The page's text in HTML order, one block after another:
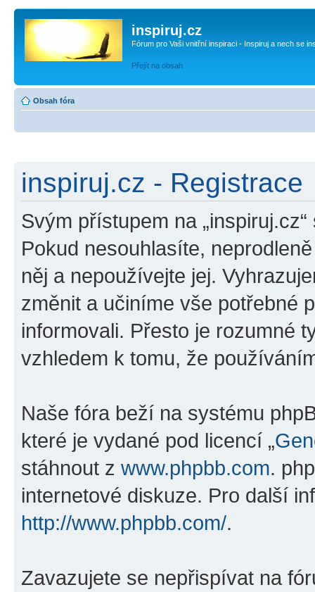
inspiruj.cz
Fórum pro Vaši vnitřní inspiraci - Inspiruj a nech se
Přejít na obsah
Obsah fóra
inspiruj.cz - Registrace
Svým přístupem na
Pokud nesouhlasíte,
něj a nepoužívejte jej.
změnit a učiníme vše potřebné
informovali. Přesto je rozumné
vzhledem k tomu, že
Naše fóra beží na systému
které je vydané pod licencí „
stáhnout z www.phpbb.com.
internetové diskuze. Pro další
http://www.phpbb.com/.
Zavazujete se nepřispívat na